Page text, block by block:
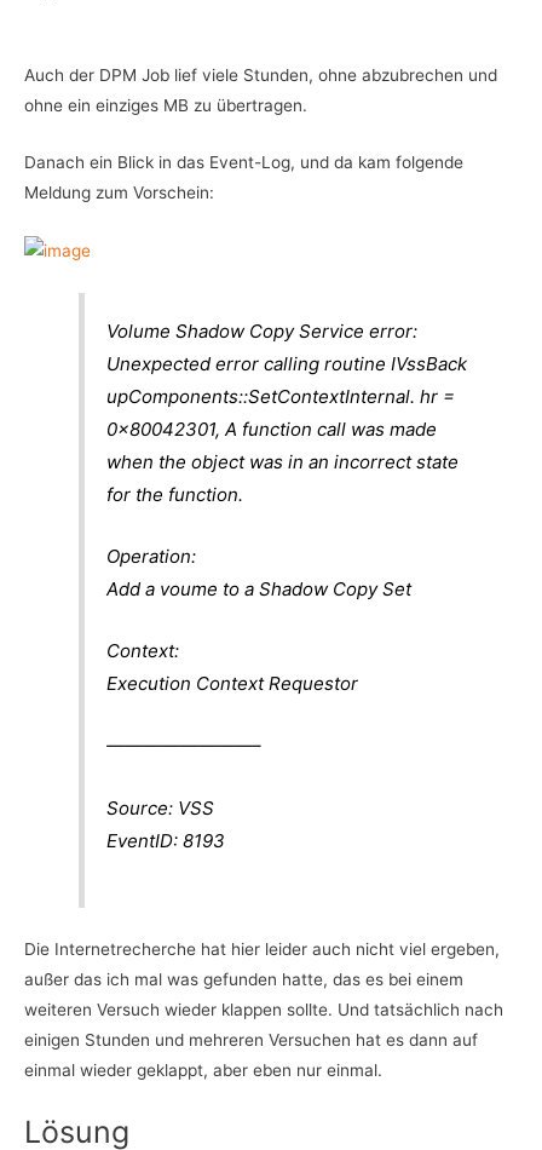
Auch der DPM Job lief viele Stunden, ohne abzubrechen und
ohne ein einziges MB zu übertragen.
Danach ein Blick in das Event-Log, und da kam folgende
Meldung zum Vorschein:
Volume Shadow Copy Service error:
Unexpected error calling routine IVssBack
upComponents::SetContextInternal. hr =
0x80042301, A function call was made
when the object was in an incorrect state
for the function.
Operation:
Add a voume to a Shadow Copy Set
Context:
Execution Context Requestor
————————–
Source: VSS
EventID: 8193
Die Internetrecherche hat hier leider auch nicht viel ergeben,
außer das ich mal was gefunden hatte, das es bei einem
weiteren Versuch wieder klappen sollte. Und tatsächlich nach
einigen Stunden und mehreren Versuchen hat es dann auf
einmal wieder geklappt, aber eben nur einmal.
Lösung